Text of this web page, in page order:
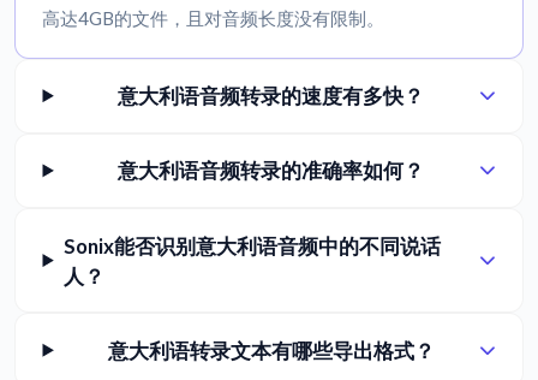
高达4GB的文件，且对音频长度没有限制。
意大利语音频转录的速度有多快？
意大利语音频转录的准确率如何？
Sonix能否识别意大利语音频中的不同说话
人？
意大利语转录文本有哪些导出格式？